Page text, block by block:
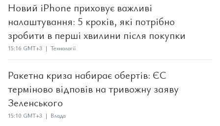
Новий iPhone приховує важливі
налаштування: 5 кроків, які потрібно
зробити в перші хвилини після покупки
15:16 GMT+3 | Технології
Ракетна криза набирає обертів: ЄС
терміново відповів на тривожну заяву
Зеленського
15:10 GMT+3 | Влада